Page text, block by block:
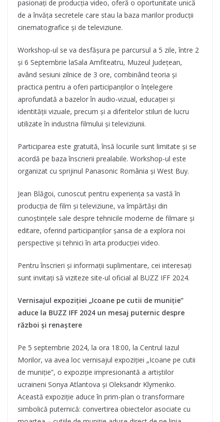
pasionați de producția video, oferă o oportunitate unică
de a învăța secretele care stau la baza marilor producții
cinematografice și de televiziune.
Workshop-ul se va desfășura pe parcursul a 5 zile, între 2
și 6 Septembrie laSala Amfiteatru, Muzeul Județean,
având sesiuni zilnice de 3 ore, combinând teoria și
practica pentru a oferi participanților o înțelegere
aprofundată a bazelor în audio-vizual, educației și
identității vizuale, precum și a diferitelor stiluri de lucru
utilizate în industria filmului și televiziunii.
Participarea este gratuită, însă locurile sunt limitate și se
acordă pe baza înscrierii prealabile. Workshop-ul este
organizat cu sprijinul Panasonic România și West Buy.
Jean Blăgoi, cunoscut pentru experiența sa vastă în
producția de film și televiziune, va împărtăși din
cunoștințele sale despre tehnicile moderne de filmare și
editare, oferind participanților șansa de a explora noi
perspective și tehnici în arta producției video.
Pentru înscrieri și informații suplimentare, cei interesați
sunt invitați să viziteze site-ul oficial al BUZZ IFF 2024.
Vernisajul expoziției „Icoane pe cutii de muniție”
aduce la BUZZ IFF 2024 un mesaj puternic despre
război și renaștere
Pe 5 septembrie 2024, la ora 18:00, la Centrul Iazul
Morilor, va avea loc vernisajul expoziției „Icoane pe cutii
de muniție”, o expoziție impresionantă a artiștilor
ucraineni Sonya Atlantova și Oleksandr Klymenko.
Această expoziție aduce în prim-plan o transformare
simbolică puternică: convertirea obiectelor asociate cu